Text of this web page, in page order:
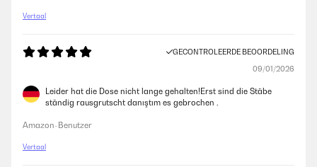
Vertaal
GECONTROLEERDE BEOORDELING
09/01/2026
Leider hat die Dose nicht lange gehalten!Erst sind die Stäbe
ständig rausgrutscht danıştım es gebrochen .
Amazon-Benutzer
Vertaal